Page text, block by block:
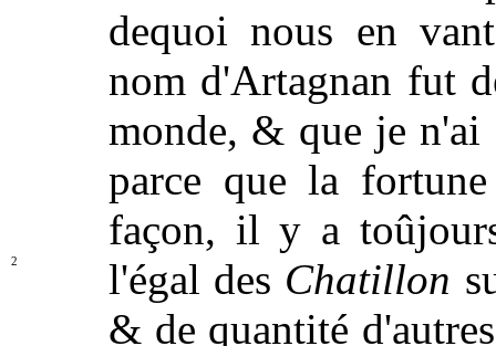
dequoi nous en
nom d'Artagnan fut
monde, & que je n'ai
parce que la
façon, il y a
l'égal des Chatillon
2
& de quantité